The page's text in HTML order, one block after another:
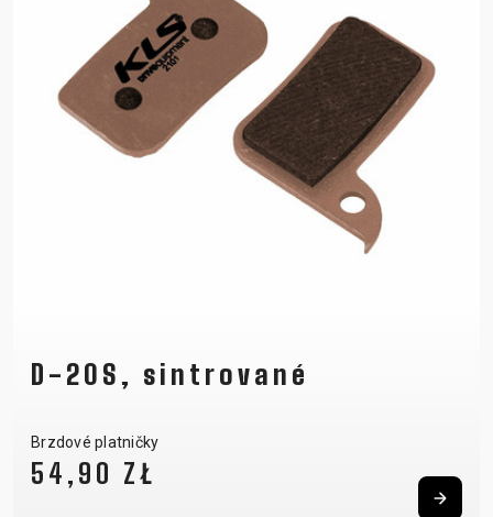
D-20S, sintrované
Brzdové platničky
54,90 ZŁ